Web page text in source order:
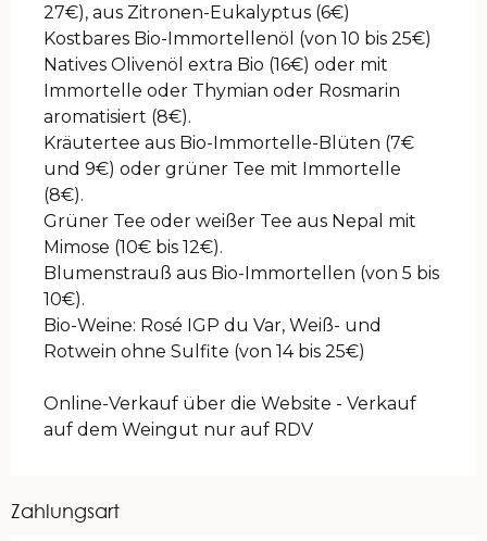
27€), aus Zitronen-Eukalyptus (6€)
Kostbares Bio-Immortellenöl (von 10 bis 25€)
Natives Olivenöl extra Bio (16€) oder mit
Immortelle oder Thymian oder Rosmarin
aromatisiert (8€).
Kräutertee aus Bio-Immortelle-Blüten (7€
und 9€) oder grüner Tee mit Immortelle
(8€).
Grüner Tee oder weißer Tee aus Nepal mit
Mimose (10€ bis 12€).
Blumenstrauß aus Bio-Immortellen (von 5 bis
10€).
Bio-Weine: Rosé IGP du Var, Weiß- und
Rotwein ohne Sulfite (von 14 bis 25€)
Online-Verkauf über die Website - Verkauf
auf dem Weingut nur auf RDV
Zahlungsart